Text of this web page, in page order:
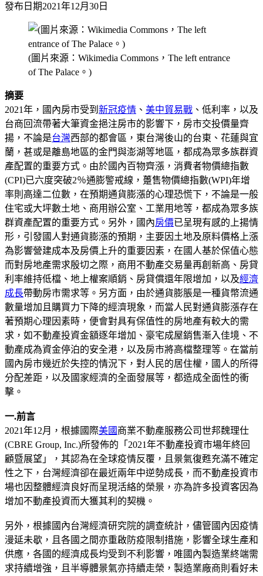
發布日期2021年12月30日
(圖片來源：Wikimedia Commons，The left entrance
of The Palace。)
摘要
2021年，國內房市受到 新冠疫情 、 美中貿易戰 、低利率，以及
台商回流帶著大筆資金挹注房市的影響下，房市交投價量齊
揚，不論是台灣西部的都會區，東台灣後山的台東、花蓮與宜
蘭，甚或是離島地區的金門與澎湖等地區，都成為眾多族群資
產配置的重要方式。由於國內百物齊漲，消費者物價總指數
(CPI)已六度突破2％通膨警戒線，躉售物價總指數(WPI)年增
率則高達二位數，在預期通貨膨漲的心理恐慌下，不論是一般
住宅或大坪數土地、商用辦公室、工業用地等，都成為眾多族
群資產配置的重要方式。另外，國內房價已呈現有感的上揚情
形，引發國人對通貨膨漲的預期，主要因土地及原料價格上漲
為影響營建成本及房價上升的重要因素，在國人基於保值心態
而對房地產需求殷切之際，商用不動產交易量再創新高、房貸
利率維持低檔、地上權案順銷、房貸償還年限增加，以及經濟
成長帶動房市需求等。另方面，由於通貨膨脹是一種貨幣流通
數量增加且購買力下降的經濟現象，而當人民對通貨膨漲存在
著預期心理因素時，便會對具有保值性的房地產有較大的需
求，如不動產投資金額逐年增加、豪宅成屋銷售漸入佳境、不
動產成為資金停泊的安全港，以及房市將高檔整理等。在當前
國內房市幾近於失控的情況下，對人民的居住權，國人的所得
分配差距，以及國家經濟的全面發展等，都造成全面性的衝
擊。
一.前言
2021年12月，根據國際美國 商業不動產服務公司世邦魏理仕
(CBRE Group, Inc.)所發佈的「2021年不動產投資市場年終回
顧暨展望」，其認為在全球疫情反覆，且景氣復甦充滿不確定
性之下，台灣經濟卻在最近兩年中逆勢成長，而不動產投資市
場也因整體經濟良好而呈現活絡的榮景，亦為許多投資客因為
增加不動產投資而大獲其利的契機。
另外，根據國內台灣經濟研究院的調查統計，儘管國內因疫情
漫延未歇，且各國之間亦重啟防疫限制措施，影響全球生產和
供應，各國的經濟成長均受到不利影響，唯國內製造業終端需
求持續增強，且半導體景氣亦持續走榮，製造業廠商則看好未